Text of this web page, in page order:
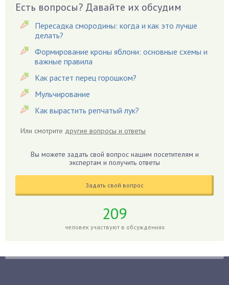
Вишня
Вредители
Гардения
Гацания
Гвоздики
Георгины
Герань
Гиацинт
Гиппеаструм
Годжи
Голубика
Есть вопросы? Давайте их обсудим
Пересадка смородины: когда и как это лучше
делать?
Формирование кроны яблони: основные схемы и
важные правила
Как растет перец горошком?
Мульчирование
Как вырастить репчатый лук?
Или смотрите другие вопросы и ответы
Вы можете задать свой вопрос нашим посетителям и
экспертам и получить ответы
Задать свой вопрос
209
человек участвуют в обсуждениях